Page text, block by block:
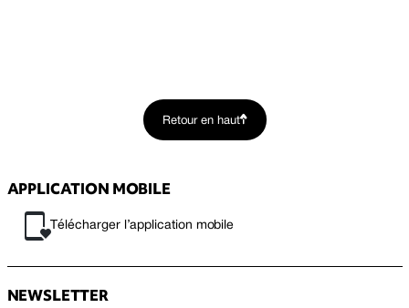
Retour en haut
APPLICATION MOBILE
Télécharger l’application mobile
NEWSLETTER